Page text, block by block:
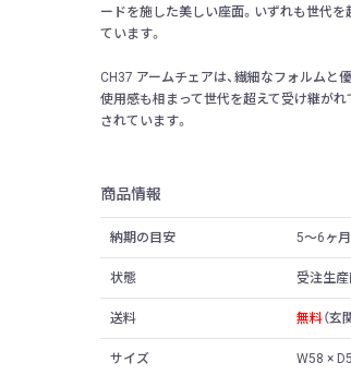
ードを施した美しい座面。いずれも世代
ています。
CH37 アームチェアは、繊細なフォルムと
使用感も相まって世代を超えて受け継が
されています。
商品情報
納期の目安 5〜6ヶ
状態 受注生
送料 無料（玄
サイズ W58 ×